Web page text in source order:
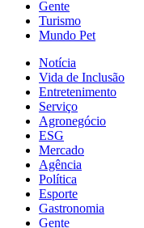
Gente
Turismo
Mundo Pet
Notícia
Vida de Inclusão
Entretenimento
Serviço
Agronegócio
ESG
Mercado
Agência
Política
Esporte
Gastronomia
Gente